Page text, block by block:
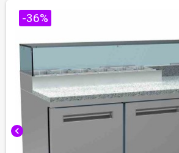
chevron_left
-36%